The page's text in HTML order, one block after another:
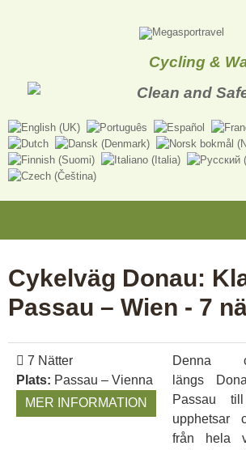
Cycling &
Cykelväg Donau:
Passau – Wien - 7
7 Nätter
Plats: Passau – Vienna
MER INFORMATION
Denna
längs
Passau
upphetsar
från hela